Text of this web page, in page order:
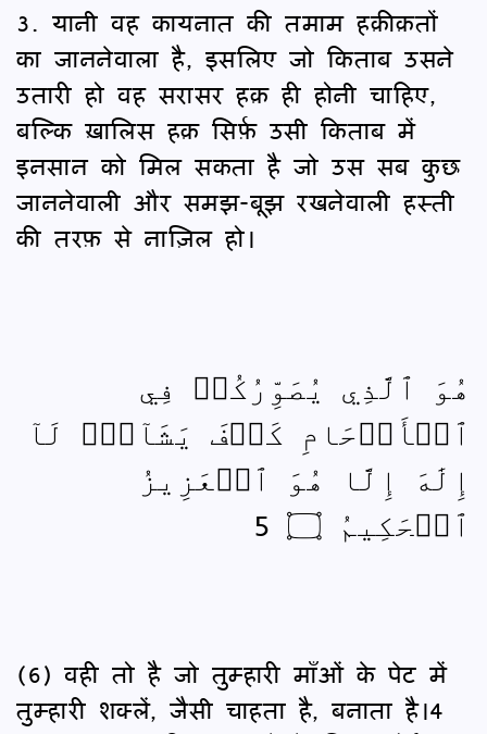
3. यानी वह कायनात की तमाम हक़ीक़तों
का जाननेवाला है, इसलिए जो किताब उसने
उतारी हो वह सरासर हक़ ही होनी चाहिए,
बल्कि ख़ालिस हक़ सिर्फ़ उसी किताब में
इनसान को मिल सकता है जो उस सब कुछ
जाननेवाली और समझ-बूझ रखनेवाली हस्ती
की तरफ़ से नाज़िल हो।
هُوَ ٱلَّذِي يُصَوِّرُكُمۡ فِي
ٱلۡأَرۡحَامِ كَيۡفَ يَشَآءُۚ لَآ
إِلَٰهَ إِلَّا هُوَ ٱلۡعَزِيزُ
ٱلۡحَكِيمُ ۝ 5
(6) वही तो है जो तुम्हारी माँओं के पेट में
तुम्हारी शक्लें, जैसी चाहता है, बनाता है।4